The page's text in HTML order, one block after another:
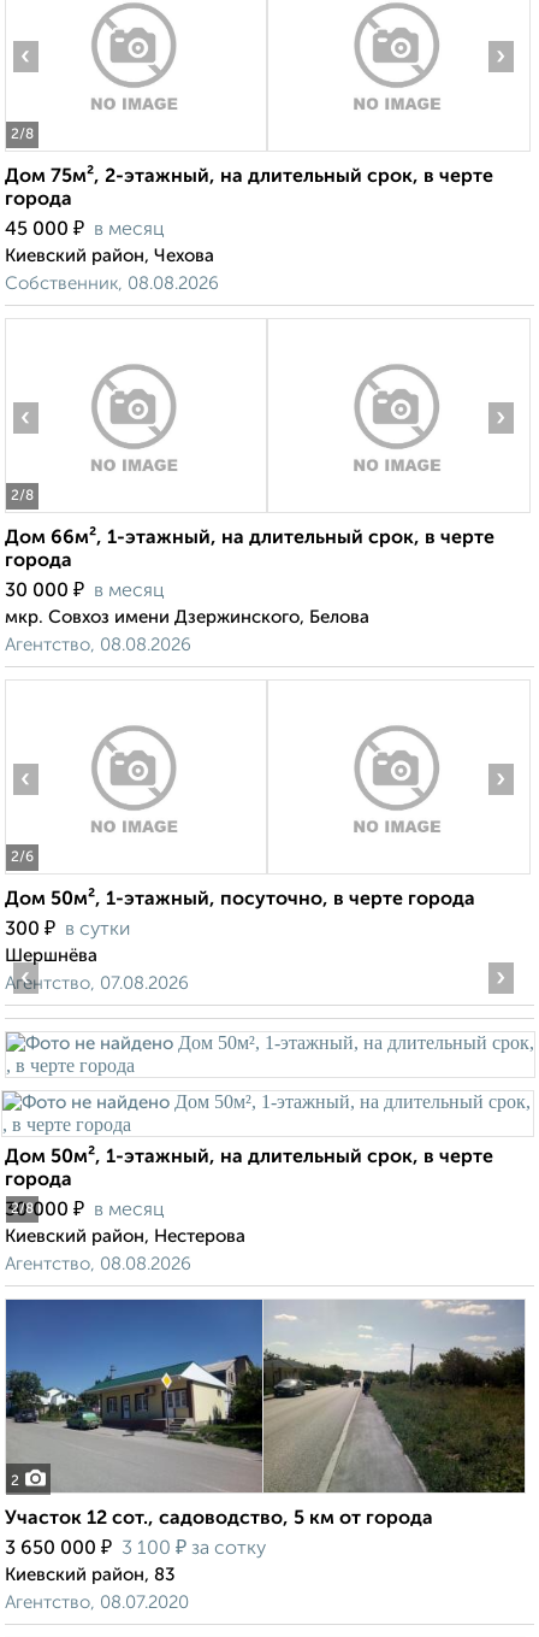
2/8
‹ ›
Дом 75м², 2-этажный, на длительный срок, в черте
города
45 000 ₽ в месяц
Киевский район, Чехова
Собственник, 08.08.2026
2/8
‹ ›
Дом 66м², 1-этажный, на длительный срок, в черте
города
30 000 ₽ в месяц
мкр. Совхоз имени Дзержинского, Белова
Агентство, 08.08.2026
2/6
‹ ›
Дом 50м², 1-этажный, посуточно, в черте города
300 ₽ в сутки
Шершнёва
Агентство, 07.08.2026
2/8
‹ ›
Дом 50м², 1-этажный, на длительный срок, в черте
города
30 000 ₽ в месяц
Киевский район, Нестерова
Агентство, 08.08.2026
2
Участок 12 сот., садоводство, 5 км от города
3 650 000 ₽ 3 100 ₽ за сотку
Киевский район, 83
Агентство, 08.07.2020